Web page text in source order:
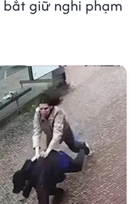
bắt giữ nghi phạm